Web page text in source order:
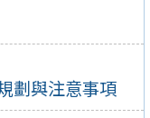
劃與注意事項